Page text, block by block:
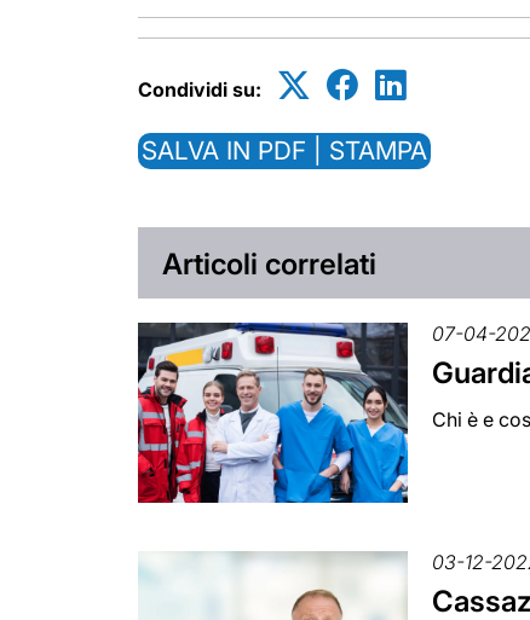
Condividi su:
SALVA IN PDF | STAMPA
Articoli correlati
07-04-
Chi è e
03-12-